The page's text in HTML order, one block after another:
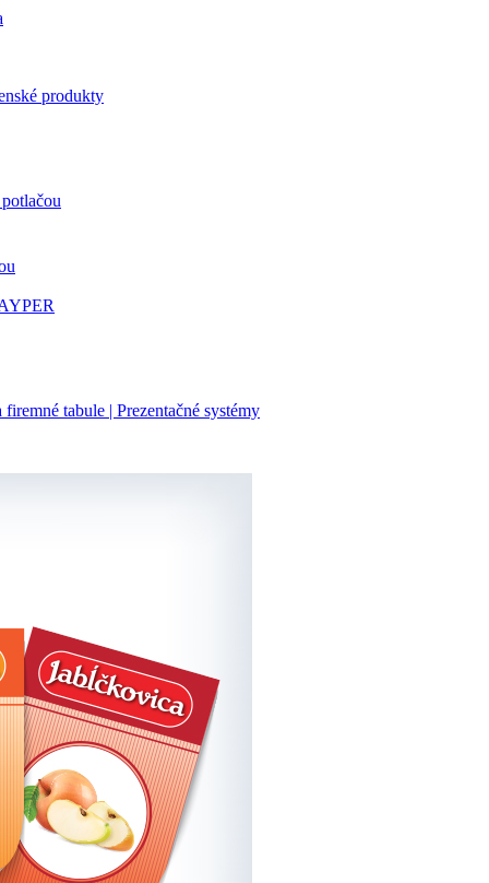
produkty
firemné tabule | Prezentačné systémy